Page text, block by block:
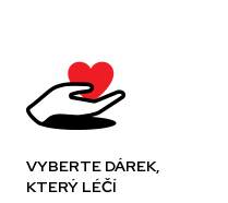
VYBERTE DÁREK,
KTERÝ LÉČÍ